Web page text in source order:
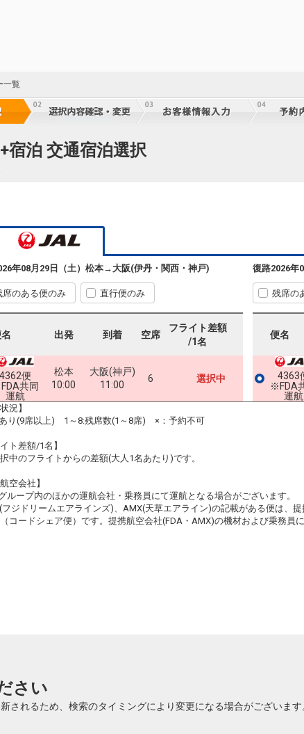
一覧
宿泊 交通宿泊選択
年08月29日（土） 松本→大阪(伊丹・関西・神戸)
席のある便のみ 直行便のみ
出発 到着 空席
フライト差額
/1名
4362便
共同
運航
松本
10:00
大阪(神戸)
11:00
6 選択中
復路2026年
残席の
便名
4363
※FDA
運航
況】
り(9席以上) 1～8:残席数(1～8席) ×：予約不可
イト差額/1名】
中のフライトからの差額(大人1名あたり)です。
空会社】
ループ内のほかの運航会社・乗務員にて運航となる場合がございます。
フジドリームエアラインズ)、AMX(天草エアライン)の記載がある便は、
コードシェア便）です。提携航空会社(FDA・AMX)の機材および乗務員
さい
されるため、検索のタイミングにより変更になる場合がございま